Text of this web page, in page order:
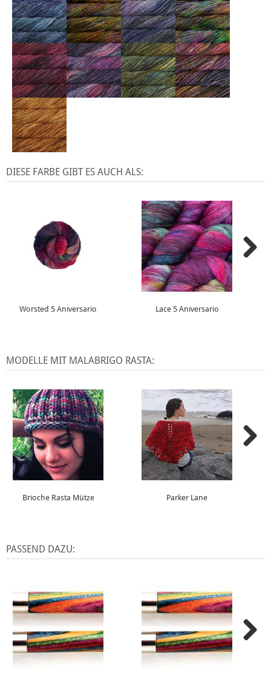
DIESE FARBE GIBT ES AUCH ALS:
Worsted 5 Aniversario Lace 5 Aniversario
MODELLE MIT MALABRIGO RASTA:
Brioche Rasta Mütze Parker Lane
PASSEND DAZU: